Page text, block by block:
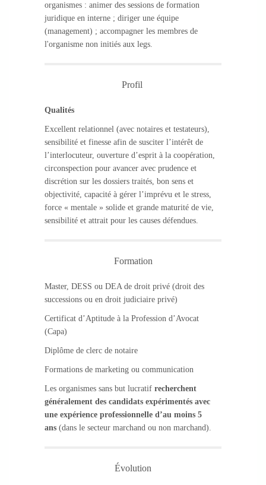
organismes : animer des sessions de formation
juridique en interne ; diriger une équipe
(management) ; accompagner les membres de
l'organisme non initiés aux legs.
Profil
Qualités
Excellent relationnel (avec notaires et testateurs),
sensibilité et finesse afin de susciter l’intérêt de
l’interlocuteur, ouverture d’esprit à la coopération,
circonspection pour avancer avec prudence et
discrétion sur les dossiers traités, bon sens et
objectivité, capacité à gérer l’imprévu et le stress,
force « mentale » solide et grande maturité de vie,
sensibilité et attrait pour les causes défendues.
Formation
Master, DESS ou DEA de droit privé (droit des
successions ou en droit judiciaire privé)
Certificat d’Aptitude à la Profession d’Avocat
(Capa)
Diplôme de clerc de notaire
Formations de marketing ou communication
Les organismes sans but lucratif recherchent
généralement des candidats expérimentés avec
une expérience professionnelle d’au moins 5
ans (dans le secteur marchand ou non marchand).
Évolution